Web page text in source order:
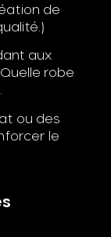
de
aux
robe
ou des
le